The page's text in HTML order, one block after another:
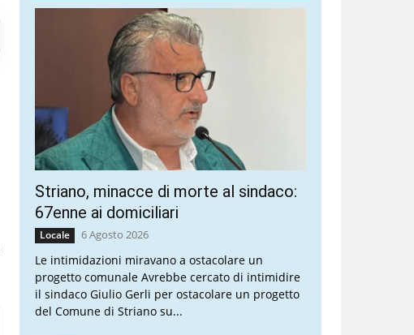
Striano, minacce di morte al sindaco:
67enne ai domiciliari
Locale 6 Agosto 2026
Le intimidazioni miravano a ostacolare un
progetto comunale Avrebbe cercato di intimidire
il sindaco Giulio Gerli per ostacolare un progetto
del Comune di Striano su...